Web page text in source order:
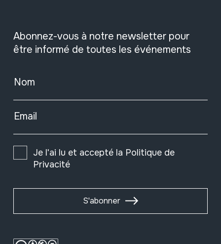
Abonnez-vous à notre newsletter pour
être informé de toutes les événements
Nom
Email
Je l'ai lu et accepté la Politique de
Privacité
S'abonner